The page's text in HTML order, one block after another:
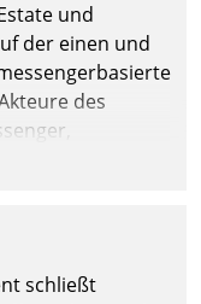
und
der einen und
des
oder
schließt